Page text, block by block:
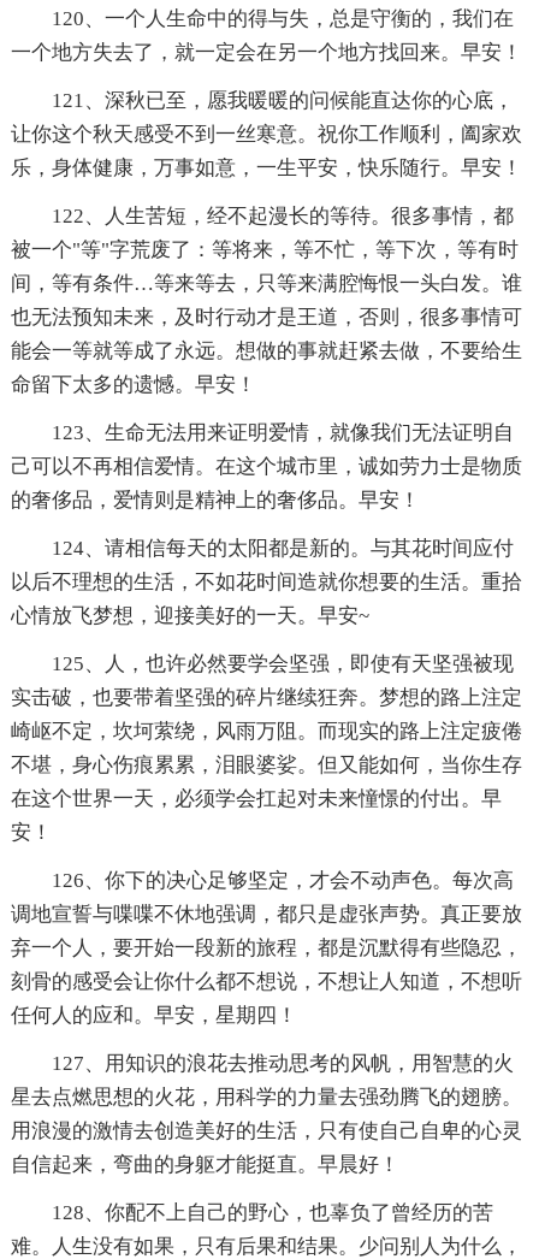
120、一个人生命中的得与失，总是守衡的，我们在
一个地方失去了，就一定会在另一个地方找回来。早安！
121、深秋已至，愿我暖暖的问候能直达你的心底，
让你这个秋天感受不到一丝寒意。祝你工作顺利，阖家欢
乐，身体健康，万事如意，一生平安，快乐随行。早安！
122、人生苦短，经不起漫长的等待。很多事情，都
被一个"等"字荒废了：等将来，等不忙，等下次，等有时
间，等有条件…等来等去，只等来满腔悔恨一头白发。谁
也无法预知未来，及时行动才是王道，否则，很多事情可
能会一等就等成了永远。想做的事就赶紧去做，不要给生
命留下太多的遗憾。早安！
123、生命无法用来证明爱情，就像我们无法证明自
己可以不再相信爱情。在这个城市里，诚如劳力士是物质
的奢侈品，爱情则是精神上的奢侈品。早安！
124、请相信每天的太阳都是新的。与其花时间应付
以后不理想的生活，不如花时间造就你想要的生活。重拾
心情放飞梦想，迎接美好的一天。早安~
125、人，也许必然要学会坚强，即使有天坚强被现
实击破，也要带着坚强的碎片继续狂奔。梦想的路上注定
崎岖不定，坎坷萦绕，风雨万阻。而现实的路上注定疲倦
不堪，身心伤痕累累，泪眼婆娑。但又能如何，当你生存
在这个世界一天，必须学会扛起对未来憧憬的付出。早
安！
126、你下的决心足够坚定，才会不动声色。每次高
调地宣誓与喋喋不休地强调，都只是虚张声势。真正要放
弃一个人，要开始一段新的旅程，都是沉默得有些隐忍，
刻骨的感受会让你什么都不想说，不想让人知道，不想听
任何人的应和。早安，星期四！
127、用知识的浪花去推动思考的风帆，用智慧的火
星去点燃思想的火花，用科学的力量去强劲腾飞的翅膀。
用浪漫的激情去创造美好的生活，只有使自己自卑的心灵
自信起来，弯曲的身躯才能挺直。早晨好！
128、你配不上自己的野心，也辜负了曾经历的苦
难。人生没有如果，只有后果和结果。少问别人为什么，